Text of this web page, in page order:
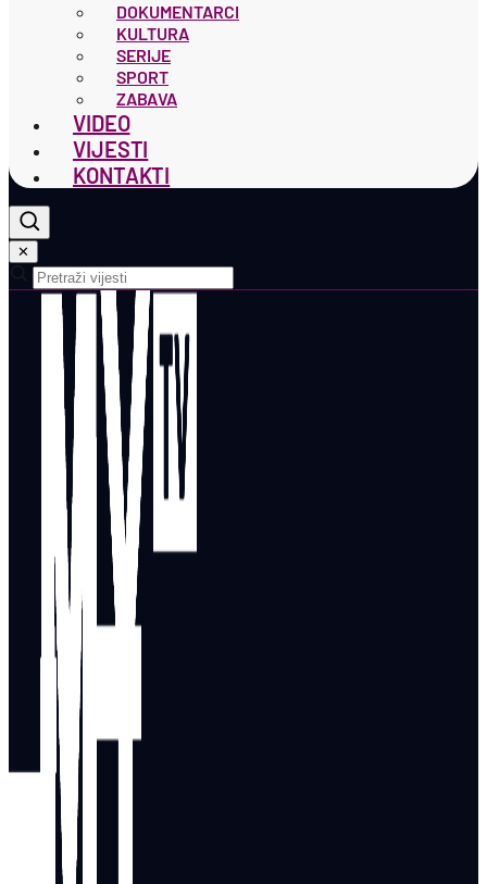
DOKUMENTARCI
KULTURA
SERIJE
SPORT
ZABAVA
VIDEO
VIJESTI
KONTAKTI
✕